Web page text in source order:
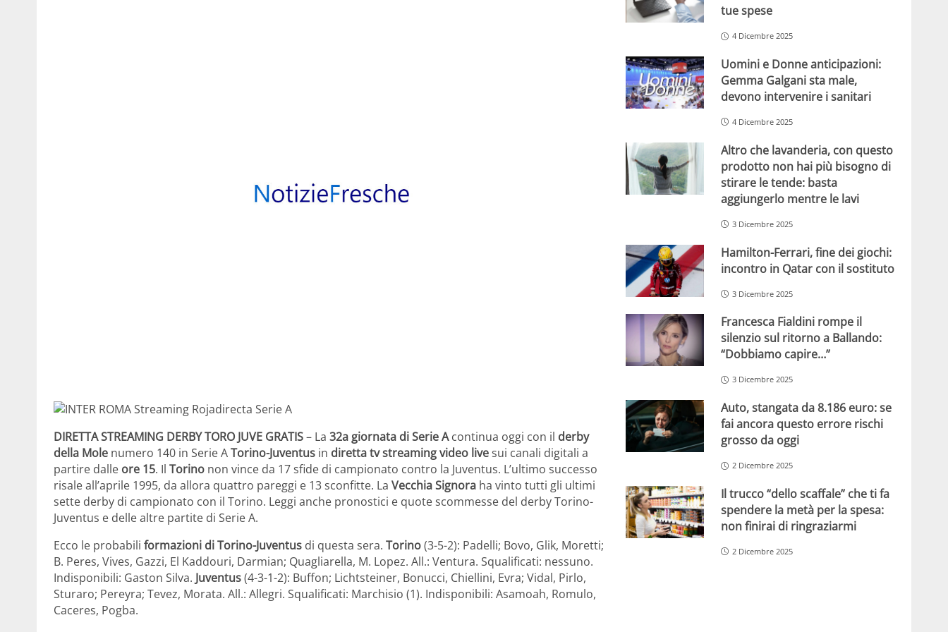
DIRETTA STREAMING DERBY TORO JUVE GRATIS– La 32a giornata di Serie Acontinua oggi con il derby
della Mole numero 140 in Serie ATorino-Juventus in diretta tv streaming video livesui canali digitali a
partire dalle ore 15. Il Torino non vince da 17 sfide di campionato contro la Juventus. L’ultimo successo
risale all’aprile 1995, da allora quattro pareggi e 13 sconfitte. La Vecchia Signora ha vinto tutti gli ultimi
sette derby di campionato con il Torino. Leggi anche pronostici e quote scommesse del derby Torino-
Juventus e delle altre partite di Serie A.
Ecco le probabili formazioni di Torino-Juventus di questa sera. Torino(3-5-2): Padelli; Bovo, Glik, Moretti;
B. Peres, Vives, Gazzi, El Kaddouri, Darmian; Quagliarella, M. Lopez. All.: Ventura. Squalificati: nessuno.
Indisponibili: Gaston Silva. Juventus(4-3-1-2): Buffon; Lichtsteiner, Bonucci, Chiellini, Evra; Vidal, Pirlo,
Sturaro; Pereyra; Tevez, Morata. All.: Allegri. Squalificati: Marchisio (1). Indisponibili: Asamoah, Romulo,
Caceres, Pogba.
tue spese
4 Dicembre 2025
Uomini e Donne anticipazioni:
Gemma Galgani sta male,
devono intervenire i sanitari
4 Dicembre 2025
Altro che lavanderia, con questo
prodotto non hai più bisogno di
stirare le tende: basta
aggiungerlo mentre le lavi
3 Dicembre 2025
Hamilton-Ferrari, fine dei giochi:
incontro in Qatar con il sostituto
3 Dicembre 2025
Francesca Fialdini rompe il
silenzio sul ritorno a Ballando:
“Dobbiamo capire…”
3 Dicembre 2025
Auto, stangata da 8.186 euro: se
fai ancora questo errore rischi
grosso da oggi
2 Dicembre 2025
Il trucco “dello scaffale” che ti fa
spendere la metà per la spesa:
non finirai di ringraziarmi
2 Dicembre 2025